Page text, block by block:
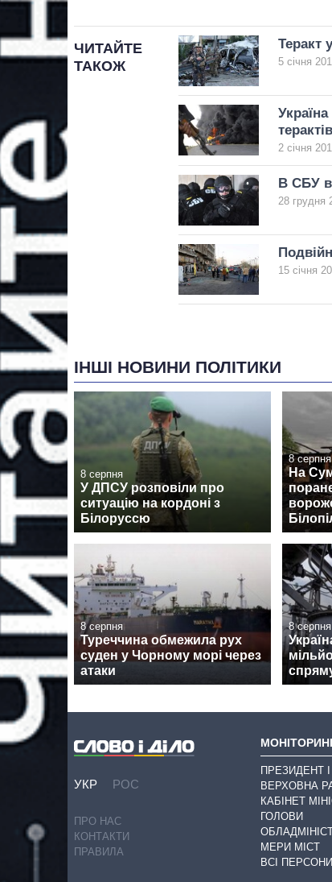
ЧИТАЙТЕ
ТАКОЖ
Теракт
5 січня
терактів
2 січня
В СБУ
28 грудня
15 січня
ІНШІ НОВИНИ ПОЛІТИКИ
8 серпня
У ДПСУ розповіли про
ситуацію на кордоні з
Білоруссю
8 серпня
На
8 серпня
Туреччина обмежила рух
суден у Чорному морі через
атаки
8 серпня
УКР РОС
ПРО НАС
КОНТАКТИ
ПРАВИЛА
ПРЕЗИДЕНТ
ВЕРХОВНА
КАБІНЕТ
ГОЛОВИ
МЕРИ МІСТ
ВСІ ПЕРСОНИ